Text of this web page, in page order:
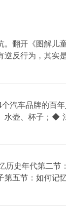
中国少年报》“
、深情及独具特
翻开《图解儿
反行为，其实
的真实心理。
·恰恰姆（
汽车品牌的百
水壶、杯子；◆
法·罗密欧成也
历史年代第二节
五节：如何记
词记忆法（2）
友分享，仅供学